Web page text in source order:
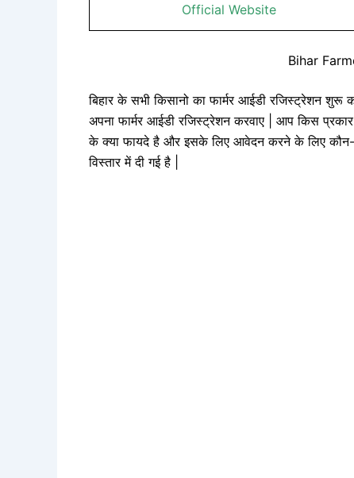
Official Website
Bihar
बिहार के सभी किसानो का फार्मर आईडी रजिस्ट्रेशन
अपना फार्मर आईडी रजिस्ट्रेशन करवाए | आप किस
के क्या फायदे है और इसके लिए आवेदन करने के लिए कौन-
विस्तार में दी गई है |